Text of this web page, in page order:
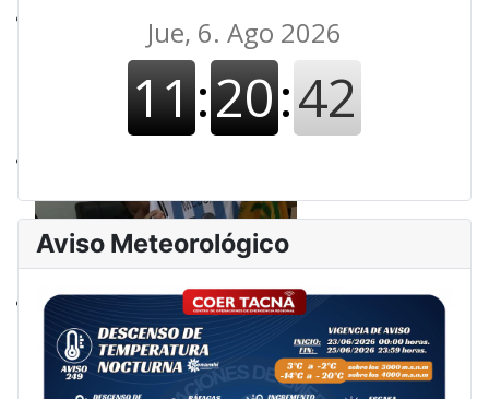
Aviso Meteorológico